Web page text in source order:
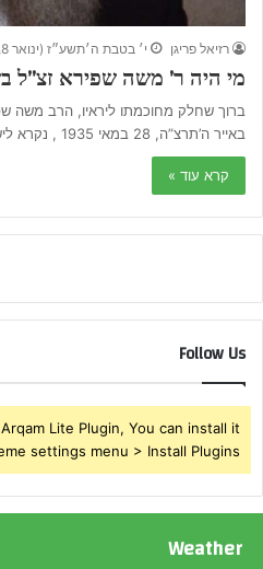
רזיאל פריגן י׳ בטבת ה׳תשע״ז (ינואר 8, 2017)
מי היה ר’ משה שפירא זצ”ל
ברוך שחלק מחוכמתו ליראיו, הרב משה
באייר ה’תרצ”ה, 28 במאי 1935 , נקרא לישיבה…
קרא עוד »
Follow Us
Lite Plugin, You can install it
settings menu > Install Plugins.
Weather